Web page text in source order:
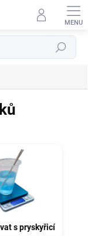
Hledat
s pryskyřicí